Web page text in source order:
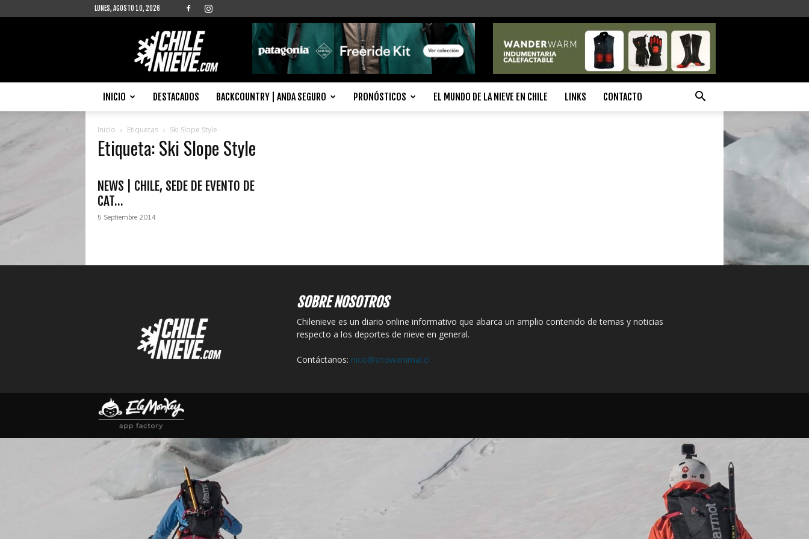
LUNES, AGOSTO 10, 2026
Chilenieve
INICIO DESTACADOS BACKCOUNTRY | ANDA SEGURO PRONÓSTICOS EL MUNDO DE LA NIEVE EN CHILE LINKS CONTACTO
Inicio Etiquetas Ski Slope Style
Etiqueta: Ski Slope Style
NEWS | CHILE, SEDE DE EVENTO DE
CAT...
5 Septiembre 2014
SOBRE NOSOTROS
Chilenieve es un diario online informativo que abarca un amplio contenido de temas y noticias
respecto a los deportes de nieve en general.
Contáctanos: nico@snowanimal.cl